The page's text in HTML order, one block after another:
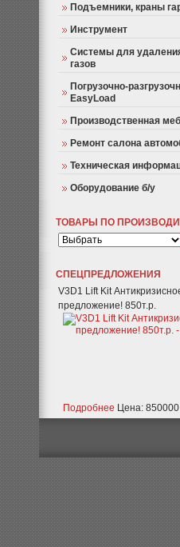
Подъемники, краны
Инструмент
Системы для
газов
Погрузочно-
EasyLoad
Производственная
Ремонт салона
Техническая
Оборудование б/у
ТОВАРЫ ПО
СПЕЦПРЕДЛОЖЕНИЯ
V3D1 Lift Kit
предложение! 850т.р.
Подробнее Цена: